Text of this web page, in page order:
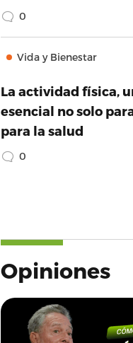
0
Vida y Bienestar
La actividad física,
esencial no solo
para la salud
0
Opiniones